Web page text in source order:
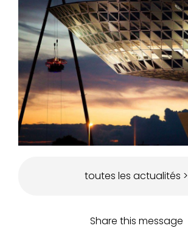
toutes les actualités >
Share this message